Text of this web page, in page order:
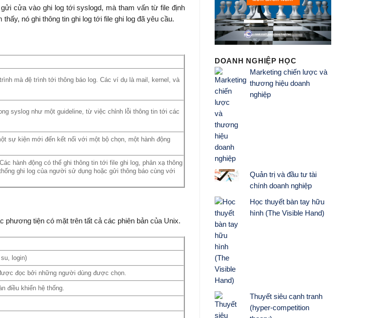
cửa vào ghi log tới syslogd, mà tham vấn từ file định
nó ghi thông tin ghi log tới file ghi log đã yêu cầu.
mà đệ trình tới thông báo log. Các ví dụ là mail, kernel, và
syslog như một guideline, từ việc chỉnh lỗi thông tin tới các
sự kiện mới đến kết nối với một bộ chọn, một hành động
hành động có thể ghi thông tin tới file ghi log, phản xạ thông
ghi log của người sử dụng hoặc gửi thông báo cùng với
tiện có mặt trên tất cả các phiên bản của Unix.
login)
đọc bởi những người dùng được chọn.
điều khiển hệ thống.
DOANH NGHIỆP HỌC
Marketing chiến lược và
thương hiệu doanh
nghiệp
Quản trị và đầu tư tài
chính doanh nghiệp
Học thuyết bàn tay hữu
hình (The Visible Hand)
Thuyết siêu cạnh tranh
(hyper-competition